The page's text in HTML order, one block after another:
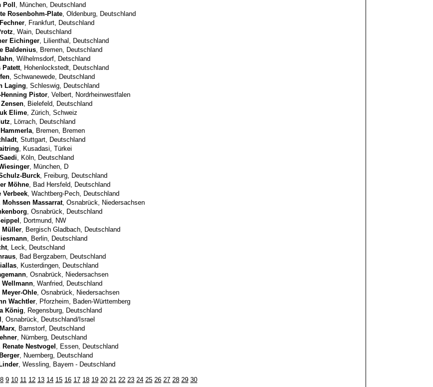
, München, Deutschland
Rosenbohm-Plate , Oldenburg, Deutschland
, Frankfurt, Deutschland
, Wain, Deutschland
Eichinger , Lilienthal, Deutschland
Baldenius , Bremen, Deutschland
, Wilhelmsdorf, Detschland
Patett, Hohenlockstedt, Deutschland
, Schwanewede, Deutschland
Laging , Schleswig, Deutschland
Henning Pistor , Velbert, Nordrheinwestfalen
, Bielefeld, Deutschland
Elime , Zürich, Schweiz
, Lörrach, Deutschland
, Bremen, Bremen
, Stuttgart, Deutschland
, Kusadasi, Türkei
, Köln, Deutschland
, München, D
Burck , Freiburg, Deutschland
Möhne , Bad Hersfeld, Deutschland
Verbeek , Wachtberg-Pech, Deutschland
Mohssen Massarrat, Osnabrück, Niedersachsen
, Osnabrück, Deutschland
, Dortmund, NW
Müller , Bergisch Gladbach, Deutschland
, Berlin, Deutschland
, Leck, Deutschland
, Bad Bergzabern, Deutschland
, Kusterdingen, Deutschland
, Osnabrück, Niedersachsen
Wellmann , Wanfried, Deutschland
Meyer-Ohle , Osnabrück, Niedersachsen
Wachtler , Pforzheim, Baden-Württemberg
König , Regensburg, Deutschland
, Osnabrück, Deutschland/Israel
, Barnstorf, Deutschland
, Nürnberg, Deutschland
Renate Nestvogel
, Essen, Deutschland
, Nuernberg, Deutschland
, Wessling, Bayern - Deutschland
8 9 10 11 12 13 14 15 16 17 18 19 20 21 22 23 24 25 26 27 28 29 30